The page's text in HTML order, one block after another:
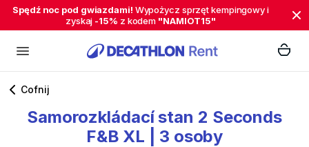
Spędź noc pod gwiazdami! Wypożycz sprzęt kempingowy i
zyskaj -15% z kodem "NAMIOT15"
Cofnij
Samorozkládací stan 2 Seconds
F&B XL 3 osoby